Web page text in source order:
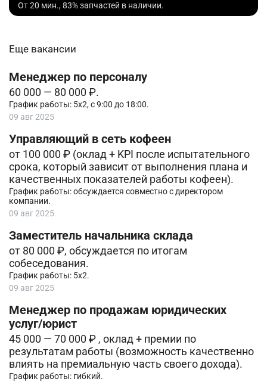
От 20 мин., 83% запчастей в наличии.
Еще вакансии
Менеджер по персоналу
60 000 — 80 000 ₽.
График работы: 5х2, с 9:00 до 18:00.
09 авг 2025
Управляющий в сеть кофеен
от 100 000 ₽ (оклад + KPI после испытательного
срока, который зависит от выполнения плана и
качественных показателей работы кофеен).
График работы: обсуждается совместно с директором
компании.
09 авг 2025
Заместитель начальника склада
от 80 000 ₽, обсуждается по итогам
собеседования.
График работы: 5х2.
09 авг 2025
Менеджер по продажам юридических
услуг/юрист
45 000 — 70 000 ₽ , оклад + премии по
результатам работы (возможность качественно
влиять на премиальную часть своего дохода).
График работы: гибкий.